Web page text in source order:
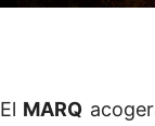
El MARQ